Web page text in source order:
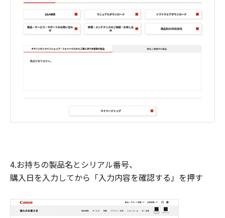
4.お持ちの製品名とシリアル番号、
購入日を入力してから「入力内容を確認する」を押す